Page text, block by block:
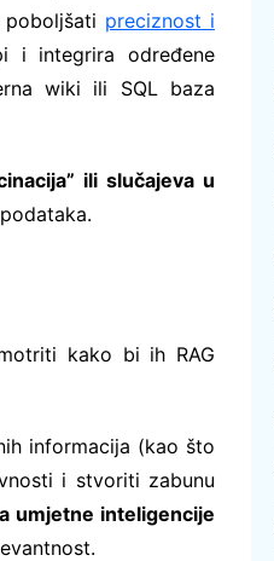
preciznost i
i integrira određene
wiki ili SQL baza
ili slučajeva u
kako bi ih RAG
informacija (kao što
i stvoriti zabunu
umjetne inteligencije